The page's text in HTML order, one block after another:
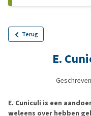
Terug
E.
E. Cuniculi is een
weleens over hebben